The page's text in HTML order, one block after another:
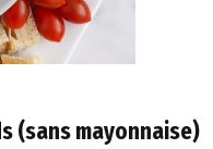
(sans mayonnaise)